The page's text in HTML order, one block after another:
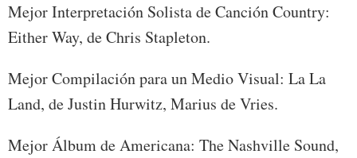
Mejor Interpretación Solista de Canción Country:
Either Way, de Chris Stapleton.
Mejor Compilación para un Medio Visual: La La
Land, de Justin Hurwitz, Marius de Vries.
Mejor Álbum de Americana: The Nashville Sound,